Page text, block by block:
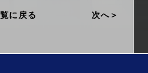
に戻る 次へ